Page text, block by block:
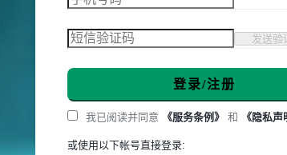
发送验
登录/注册
我已阅读并同意 《服务条例》 和 《隐私声
或使用以下帐号直接登录: